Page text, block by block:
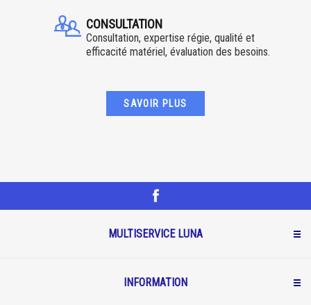
CONSULTATION
Consultation, expertise régie, qualité et
efficacité matériel, évaluation des besoins.
SAVOIR PLUS
MULTISERVICE LUNA
INFORMATION